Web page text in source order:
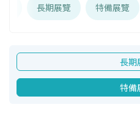
長期展覽 特備展覽
長期
特備